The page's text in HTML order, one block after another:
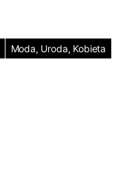
Moda, Uroda, Kobieta